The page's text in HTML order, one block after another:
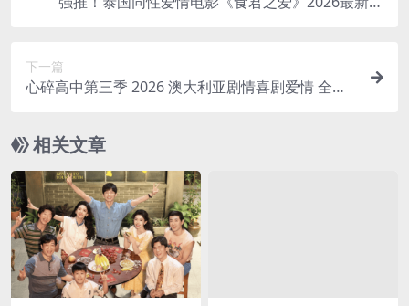
下一篇
心碎高中第三季 2026 澳大利亚剧情喜剧爱情 全季
相关文章